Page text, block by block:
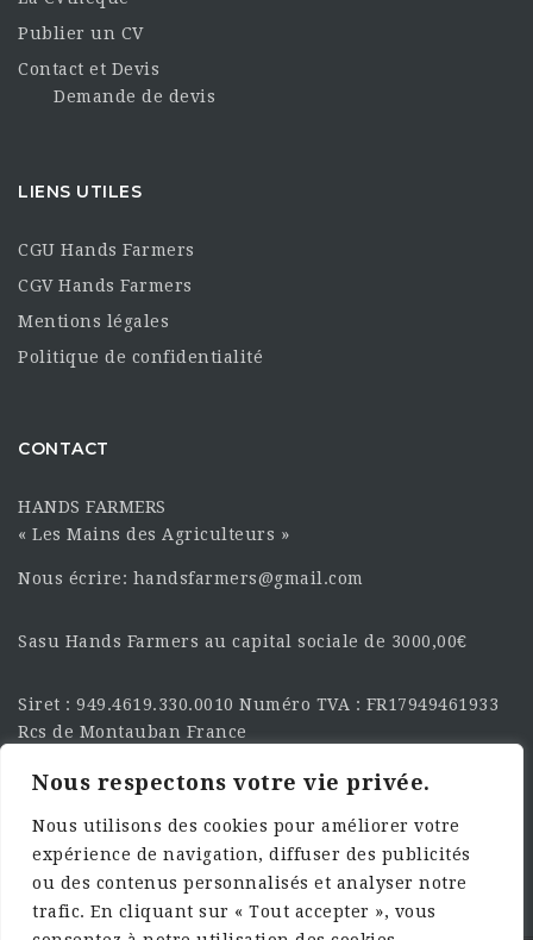
Nous respectons votre vie privée.
Nous utilisons des cookies pour améliorer votre
expérience de navigation, diffuser des publicités
ou des contenus personnalisés et analyser notre
trafic. En cliquant sur « Tout accepter », vous
Publier un CV
Contact et Devis
Demande de devis
LIENS UTILES
CGU Hands Farmers
CGV Hands Farmers
Mentions légales
Politique de confidentialité
CONTACT
HANDS FARMERS
« Les Mains des Agriculteurs »
Nous écrire: handsfarmers@gmail.com
Sasu Hands Farmers au capital sociale de 3000,00€
Siret : 949.4619.330.0010 Numéro TVA : FR17949461933
Rcs de Montauban France
SUIVEZ-NOUS SUR LES
RÉSEAU :